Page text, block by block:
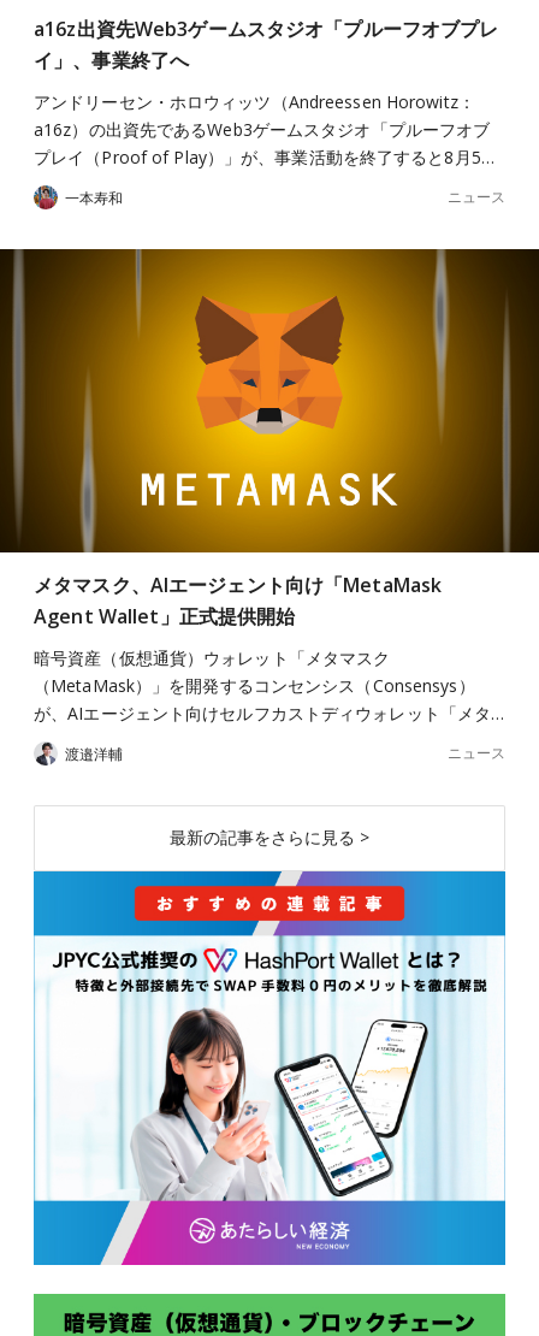
a16z出資先Web3ゲームスタジオ「プルーフオブプレ
イ」、事業終了へ
アンドリーセン・ホロウィッツ（Andreessen Horowitz：
a16z）の出資先であるWeb3ゲームスタジオ「プルーフオブ
プレイ（Proof of Play）」が、事業活動を終了すると8月5…
一本寿和 ニュース
メタマスク、AIエージェント向け「MetaMask
Agent Wallet」正式提供開始
暗号資産（仮想通貨）ウォレット「メタマスク
（MetaMask）」を開発するコンセンシス（Consensys）
が、AIエージェント向けセルフカストディウォレット「メタ…
渡邉洋輔 ニュース
最新の記事をさらに見る >